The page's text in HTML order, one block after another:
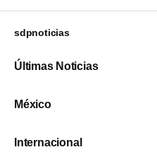
sdpnoticias
Últimas Noticias
México
Internacional